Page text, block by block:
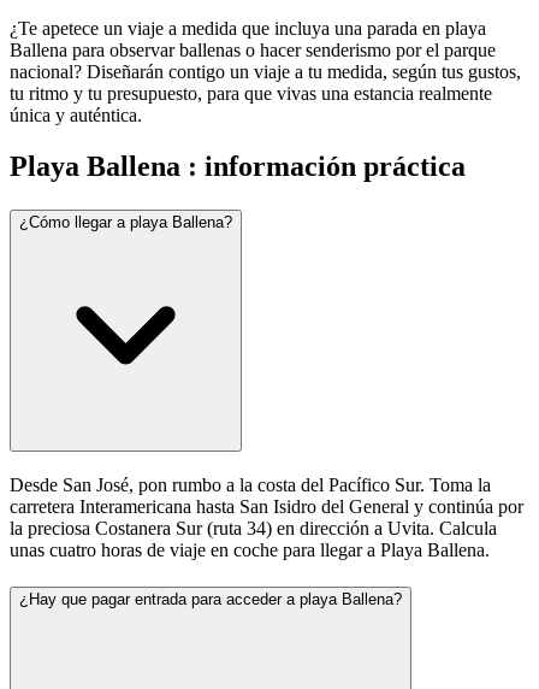
¿Te apetece un viaje a medida que incluya una parada en playa
Ballena para observar ballenas o hacer senderismo por el parque
nacional? Diseñarán contigo un viaje a tu medida, según tus gustos,
tu ritmo y tu presupuesto, para que vivas una estancia realmente
única y auténtica.
Playa Ballena : información práctica
¿Cómo llegar a playa Ballena?
Desde San José, pon rumbo a la costa del Pacífico Sur. Toma la
carretera Interamericana hasta San Isidro del General y continúa por
la preciosa Costanera Sur (ruta 34) en dirección a Uvita. Calcula
unas cuatro horas de viaje en coche para llegar a Playa Ballena.
¿Hay que pagar entrada para acceder a playa Ballena?